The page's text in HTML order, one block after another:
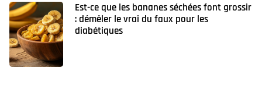
Est-ce que les bananes séchées font grossir
: démêler le vrai du faux pour les
diabétiques